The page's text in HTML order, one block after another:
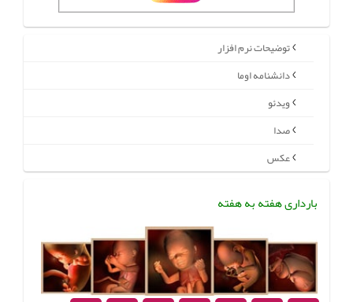
توضیحات نرم افزار
دانشنامه اوما
ویدئو
صدا
عکس
بارداری هفته به هفته